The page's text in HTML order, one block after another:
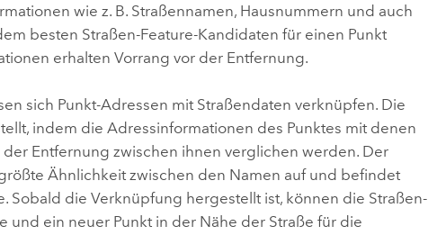
wie z. B. Straßennamen, Hausnummern und auch
besten Straßen-Feature-Kandidaten für einen Punkt
erhalten Vorrang vor der Entfernung.
sich Punkt-Adressen mit Straßendaten verknüpfen. Die
indem die Adressinformationen des Punktes mit denen
Entfernung zwischen ihnen verglichen werden. Der
Ähnlichkeit zwischen den Namen auf und befindet
Sobald die Verknüpfung hergestellt ist, können die Straßen-
und ein neuer Punkt in der Nähe der Straße für die